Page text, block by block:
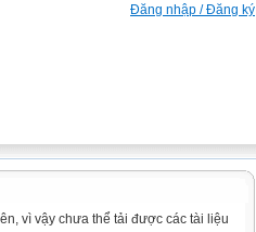
Đăng nhập / Đăng ký
vì vậy chưa thể tải được các tài liệu